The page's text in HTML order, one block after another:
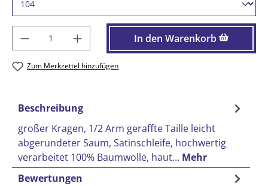
Produkt Anzahl: Gib den gewünschten
In den Warenkorb
Zum Merkzettel hinzufügen
Beschreibung
großer Kragen, 1/2 Arm geraffte Taille leicht
abgerundeter Saum, Satinschleife, hochwertig
verarbeitet 100% Baumwolle, haut… Mehr
Bewertungen